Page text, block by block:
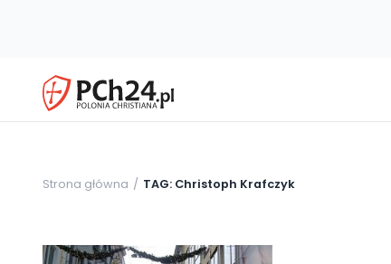
Strona główna TAG: Christoph Krafczyk